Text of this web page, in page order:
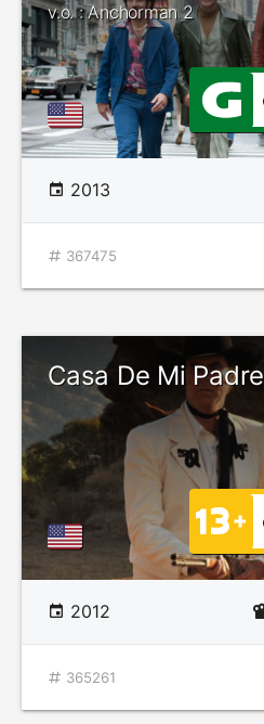
v.o. : Anchorman 2
2013
367475
Casa De Mi Padre
2012
365261